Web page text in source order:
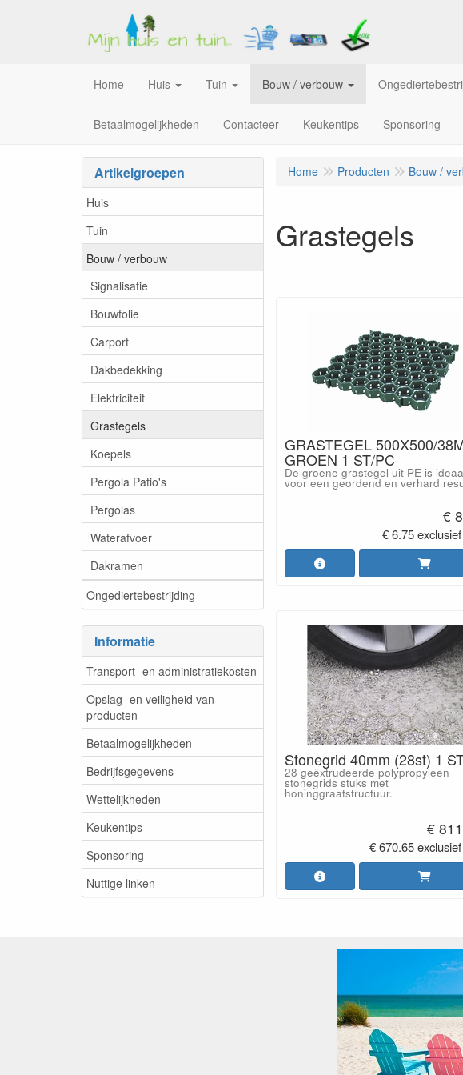
Home Huis Tuin Bouw / verbouw
Betaalmogelijkheden Contacteer Keukentips Sponsoring
Artikelgroepen
Huis
Tuin
Bouw / verbouw
Signalisatie
Bouwfolie
Carport
Dakbedekking
Elektriciteit
Grastegels
Koepels
Pergola Patio's
Pergolas
Waterafvoer
Dakramen
Ongediertebestrijding
Informatie
Transport- en administratiekosten
Opslag- en veiligheid van
producten
Betaalmogelijkheden
Bedrijfsgegevens
Wettelijkheden
Keukentips
Sponsoring
Nuttige linken
Home Producten Bouw /
Grastegels
GRASTEGEL 500X500/
GROEN 1 ST/PC
De groene grastegel uit PE is
voor een geordend en verhard
€
€ 6.75
Stonegrid 40mm (28st) 1
28 geëxtrudeerde polypropyleen
stonegrids stuks met
honinggraatstructuur.
€
€ 670.65